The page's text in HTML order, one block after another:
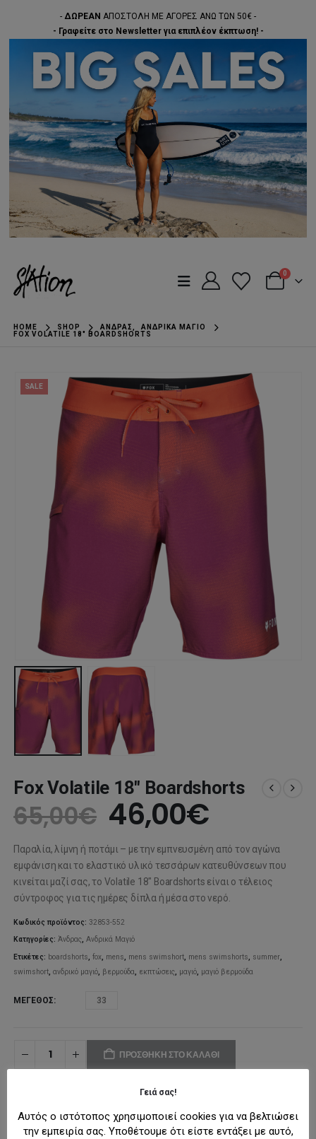
- ΔΩΡΕΑΝ ΑΠΟΣΤΟΛΗ ΜΕ ΑΓΟΡΕΣ ΑΝΩ ΤΩΝ 50€ -
- Γραφείτε στο Newsletter για επιπλέον έκπτωση! -
0
HOME SHOP ΆΝΔΡΑΣ,
ΑΝΔΡΙΚΆ ΜΑΓΙΌ
FOX VOLATILE 18″ BOARDSHORTS
SALE
Fox Volatile 18″ Boardshorts
65,00€ Original
price
was:
65,00€.
46,00€Η
τιμή
είναι:
Παραλία, λίμνη ή ποτάμι – με την εμπνευσμένη από τον αγώνα
εμφάνιση και το ελαστικό υλικό τεσσάρων κατευθύνσεων που
κινείται μαζί σας, το Volatile 18″ Boardshorts είναι ο τέλειος
σύντροφος για τις ημέρες δίπλα ή μέσα στο νερό.
Κωδικός προϊόντος: 32853-552
Κατηγορίες:Άνδρας,Ανδρικά Μαγιό
Ετικέτες: boardshorts,fox, mens, mens swimshort, mens swimshorts, summer,
swimshort,ανδρικό μαγιό, βερμούδα, εκπτώσεις, μαγιό, μαγιό βερμούδα
ΜΈΓΕΘΟΣ 33
ΠΡΟΣΘΉΚΗ ΣΤΟ ΚΑΛΆΘΙ
Γειά σας!
Αυτός ο ιστότοπος χρησιμοποιεί cookies για να βελτιώσει
την εμπειρία σας. Υποθέτουμε ότι είστε εντάξει με αυτό,